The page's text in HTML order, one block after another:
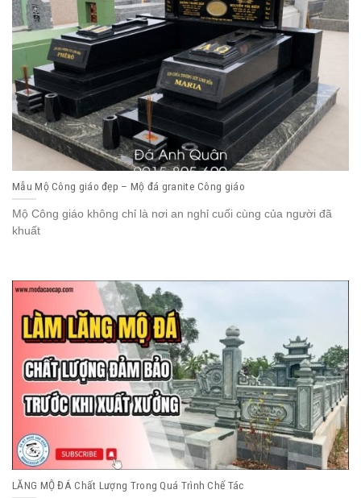
Mẫu Mộ Công giáo đẹp – Mộ đá granite Công giáo
Mộ Công giáo không chỉ là nơi an nghỉ cuối cùng của người đã
khuất
LĂNG MỘ ĐÁ Chất Lượng Trong Quá Trình Chế Tác